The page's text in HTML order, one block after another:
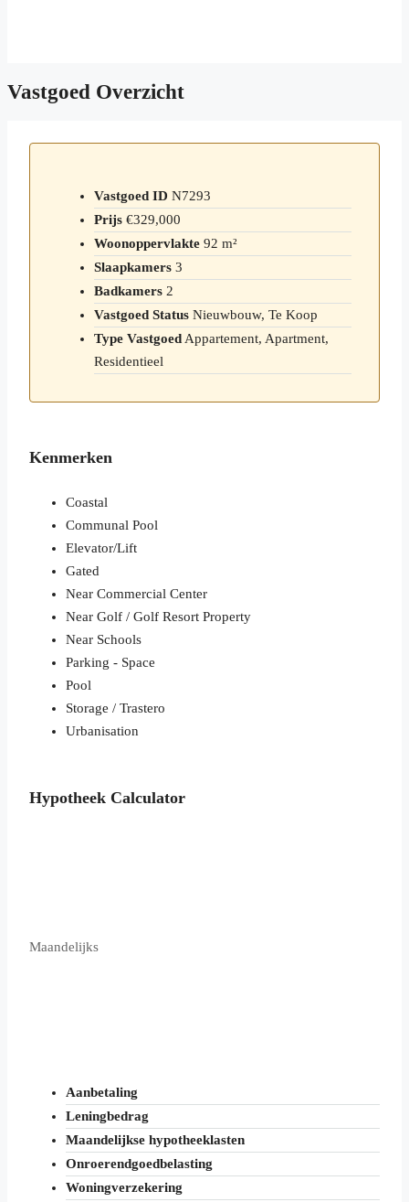
Vastgoed Overzicht
Vastgoed ID N7293
Prijs €329,000
Woonoppervlakte 92 m²
Slaapkamers 3
Badkamers 2
Vastgoed Status Nieuwbouw, Te Koop
Type Vastgoed Appartement, Apartment,
Residentieel
Kenmerken
Coastal
Communal Pool
Elevator/Lift
Gated
Near Commercial Center
Near Golf / Golf Resort Property
Near Schools
Parking - Space
Pool
Storage / Trastero
Urbanisation
Hypotheek Calculator
Maandelijks
Aanbetaling
Leningbedrag
Maandelijkse hypotheeklasten
Onroerendgoedbelasting
Woningverzekering